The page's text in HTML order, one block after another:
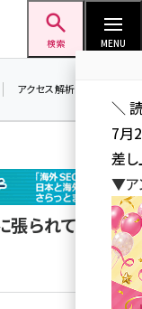
検索 MENU
アクセス解析／データ分析
られていた
＼
7月
差し
▼ア